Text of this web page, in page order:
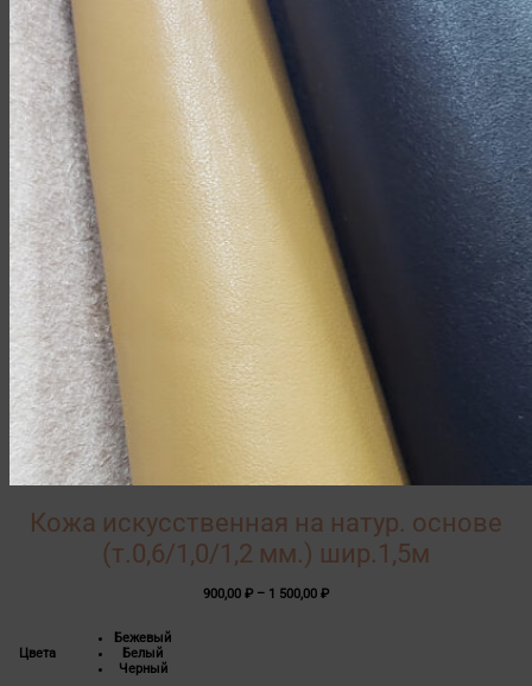
Кожа искусственная на натур. основе
(т.0,6/1,0/1,2 мм.) шир.1,5м
900,00 ₽ – 1 500,00 ₽Диапазон
Цвета
Бежевый
Белый
Черный